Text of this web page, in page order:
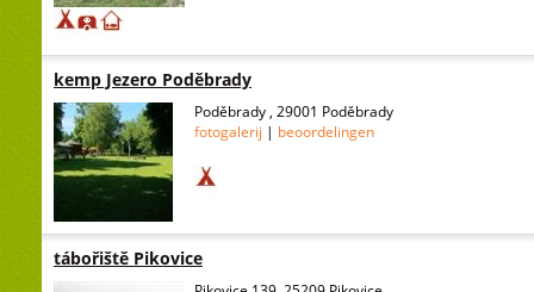
kemp Jezero Poděbrady
Poděbrady , 29001 Poděbrady
fotogalerij | beoordelingen
tábořiště Pikovice